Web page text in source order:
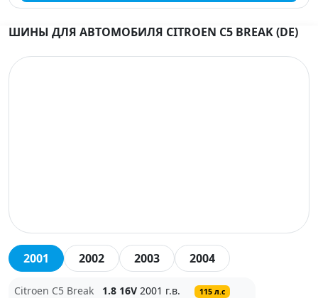
ШИНЫ ДЛЯ АВТОМОБИЛЯ CITROEN C5 BREAK (DE)
2001 2002 2003 2004
Citroen C5 Break 1.8 16V 2001 г.в. 115 л.с